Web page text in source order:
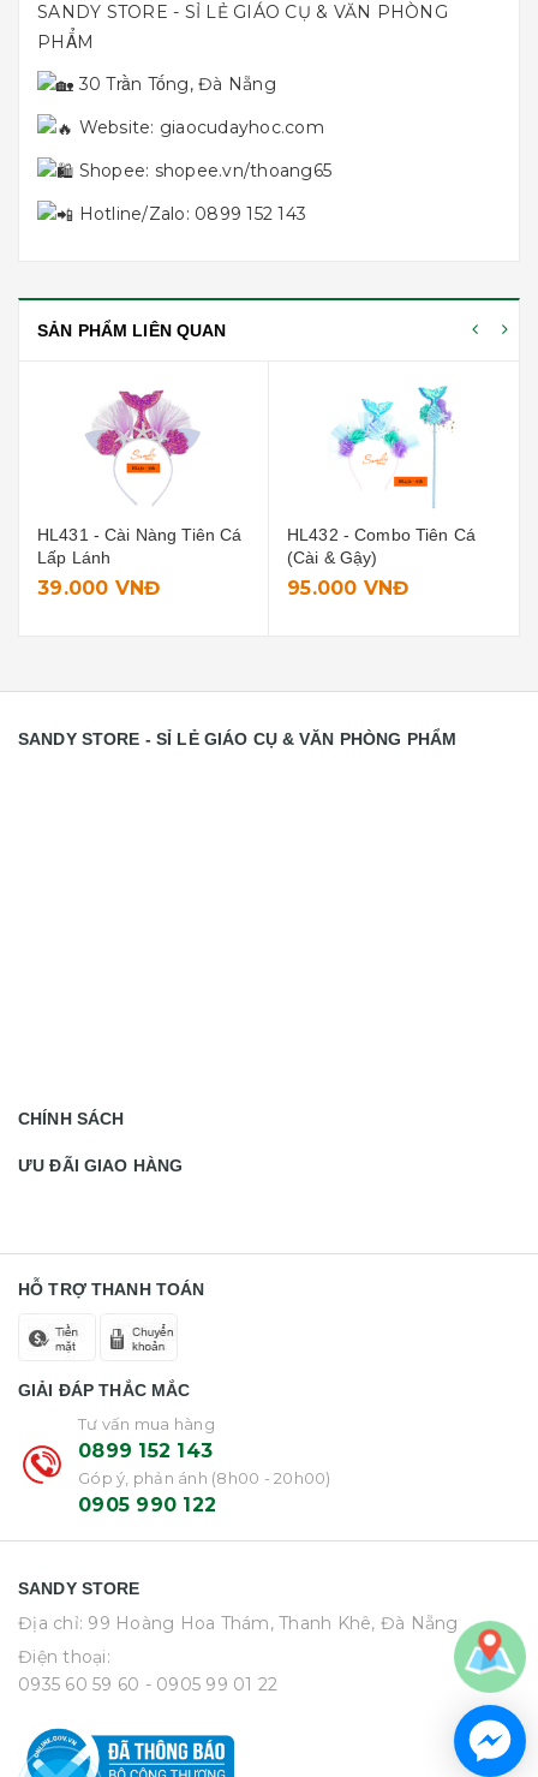
SANDY STORE - SỈ LẺ GIÁO CỤ & VĂN PHÒNG
PHẨM
30 Trần Tống, Đà Nẵng
Website: giaocudayhoc.com
Shopee: shopee.vn/thoang65
Hotline/Zalo: 0899 152 143
SẢN PHẨM LIÊN QUAN
HL432 - Combo Tiên Cá
(Cài & Gậy)
95.000 VNĐ
HL429 - Cài Vương Miện
12.000 VNĐ
SANDY STORE - SỈ LẺ GIÁO CỤ & VĂN PHÒNG PHẨM
CHÍNH SÁCH
ƯU ĐÃI GIAO HÀNG
HỖ TRỢ THANH TOÁN
GIẢI ĐÁP THẮC MẮC
Tư vấn mua hàng
0899 152 143
Góp ý, phản ánh (8h00 - 20h00)
0905 990 122
SANDY STORE
Địa chỉ: 99 Hoàng Hoa Thám, Thanh Khê, Đà Nẵng
Điện thoại:
0935 60 59 60 - 0905 99 01 22